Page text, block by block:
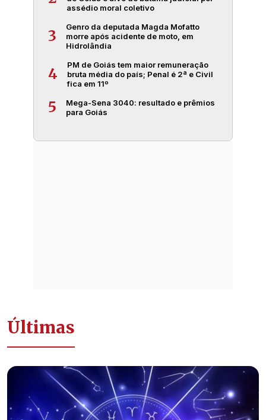
assédio moral coletivo
3
Genro da deputada Magda Mofatto
morre após acidente de moto, em
Hidrolândia
4
PM de Goiás tem maior remuneração
bruta média do país; Penal é 2ª e Civil
fica em 11º
5
Mega-Sena 3040: resultado e prêmios
para Goiás
Últimas